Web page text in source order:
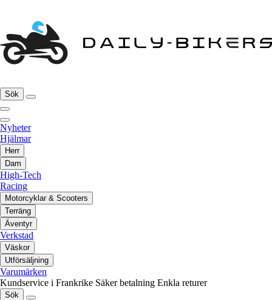
Sök
Nyheter
Hjälmar
Herr
Dam
High-Tech
Racing
Motorcyklar & Scooters
Terräng
Äventyr
Verkstad
Väskor
Utförsäljning
Varumärken
Kundservice i Frankrike Säker betalning Enkla returer
Sök